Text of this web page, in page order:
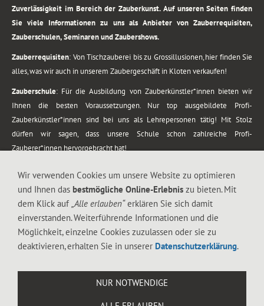
Zuverlässigkeit im Bereich der Zauberkunst. Auf unseren Seiten finden
Sie viele Informationen zu uns als Anbieter von Zauberrequisiten,
Zauberschulen, Seminaren und Zaubershows.
Zauberrequisiten: Von Tischzauberei bis zu Grossillusionen, hier finden Sie
alles, was wir auch in unserem Zaubergeschäft in Kloten verkaufen!
Zauberschule: Für die Ausbildung von Zauberkünstler*innen bieten wir
Ihnen die besten Voraussetzungen. Nur top ausgebildete Profi-
Zauberkünstler*innen sind bei uns als Lehrepersonen tätig! Mit Stolz
dürfen wir sagen, dass unsere Schule schon zahlreiche Profi-
Zauberer*innen hervorgebracht hat!
vom Kinderprogramm bis zur Tischzauberei. Lassen Sie sich faszinieren von
meiner Zauber-Sprech-Show, angerührt mit sprachlichen Sequenzen,
gewürzt mit Gags und visuellen Illusionen wie Kaninchen, Vasen, Seilen,
Wir verwenden Cookies um unsere Website zu optimieren
und Ihnen das bestmögliche Online-Erlebnis zu bieten. Mit
dem Klick auf „Alle erlauben“erklären Sie sich damit
einverstanden. Weiterführende Informationen und die
Möglichkeit, einzelne Cookies zuzulassen oder sie zu
deaktivieren, erhalten Sie in unserer Datenschutzerklärung.
NUR NOTWENDIGE